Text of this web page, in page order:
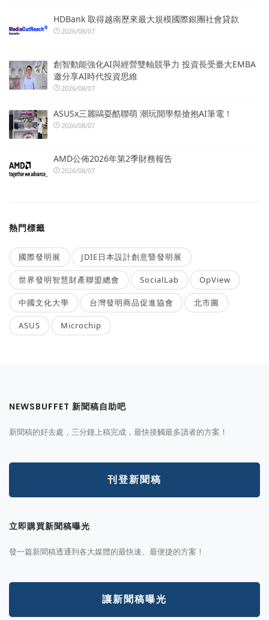
HDBank 取得越南歷來最大規模國際銀團社會貸款
2026/08/07
創智動能強化AI與經營雙軸競爭力 投資長受臺大EMBA
邀分享AI時代投資思維
2026/08/07
ASUSx三麗鷗耍酷聯萌 潮玩開學祭搶抱AI筆電！
2026/08/07
AMD公佈2026年第2季財務報告
2026/08/07
熱門標籤
國際發明展 JDIE日本設計創意暨發明展
世界發明智慧財產聯盟總會 SocialLab OpView
中國文化大學 台灣發明商品促進協會 北市圖
ASUS Microchip
NEWSBUFFET 新聞稿自助吧
新聞稿的好去處，三分鐘上稿完成，最快接觸最多讀者的方案！
刊登新聞稿
立即購買新聞稿曝光
發一篇新聞稿透通到各大媒體的最快速、最便捷的方案！
讓新聞稿曝光